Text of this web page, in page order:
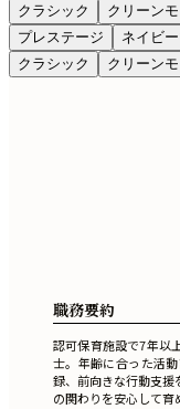
クラシック
クリーン
プレステージ
ネイビ
クラシック
クリーン
職務要約
認可保育施設で7年以
士。年齢に合った活
録、前向きな行動支援
の関わりを安心して育